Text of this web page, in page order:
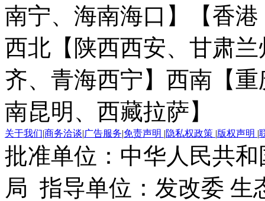
南宁、海南海口】
【香
西北【陕西西安、甘肃
齐、青海西宁】 西南【
南昆明、西藏拉萨】
关于我们|商务洽谈|广告服务|免责声明 |隐私权政策 |版权声明 |
批准单位：中华人民共
局 指导单位：发改委 生